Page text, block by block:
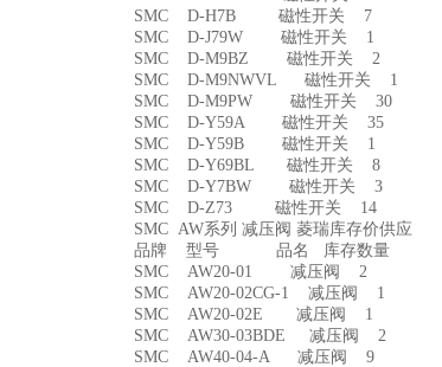
SMC D-H7B 磁性开关 7
SMC D-J79W 磁性开关 1
SMC D-M9BZ 磁性开关 2
SMC D-M9NWVL 磁性开关 1
SMC D-M9PW 磁性开关 30
SMC D-Y59A 磁性开关 35
SMC D-Y59B 磁性开关 1
SMC D-Y69BL 磁性开关 8
SMC D-Y7BW 磁性开关 3
SMC D-Z73 磁性开关 14
SMC AW系列 减压阀 菱瑞库存价供应
品牌 型号 品名 库存数量
SMC AW20-01 减压阀 2
SMC AW20-02CG-1 减压阀 1
SMC AW20-02E 减压阀 1
SMC AW30-03BDE 减压阀 2
SMC AW40-04-A 减压阀 9